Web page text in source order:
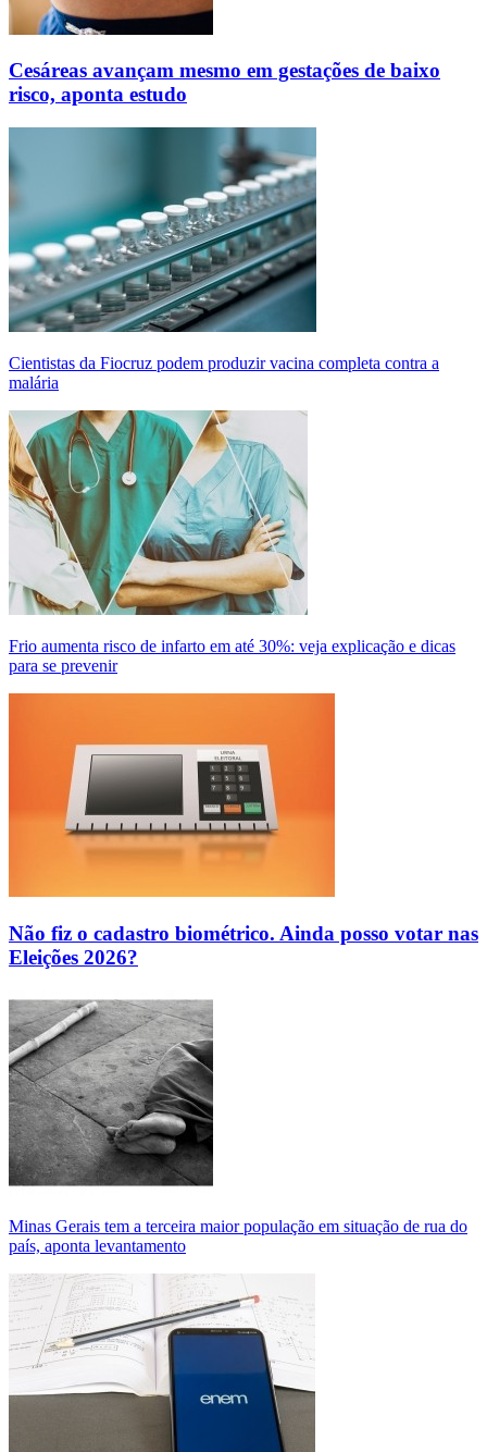
Cesáreas avançam mesmo em gestações de baixo
risco, aponta estudo
Cientistas da Fiocruz podem produzir vacina completa contra a
malária
Frio aumenta risco de infarto em até 30%: veja explicação e dicas
para se prevenir
Não fiz o cadastro biométrico. Ainda posso votar nas
Eleições 2026?
Minas Gerais tem a terceira maior população em situação de rua do
país, aponta levantamento